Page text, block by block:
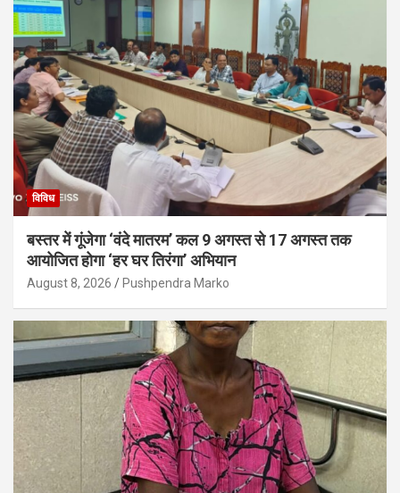
विविध
बस्तर में गूंजेगा ‘वंदे मातरम’ कल 9 अगस्त से 17 अगस्त तक
आयोजित होगा ‘हर घर तिरंगा’ अभियान
August 8, 2026 Pushpendra Marko